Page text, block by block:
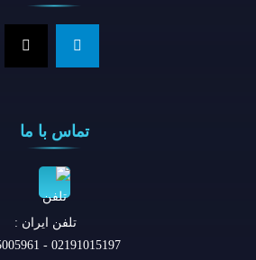
تماس با ما
تلفن ايران :
02191015197 - 09335005961